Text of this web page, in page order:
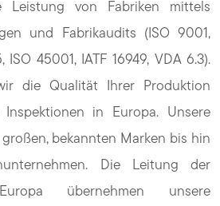
Leistung von Fabriken mittels
und Fabrikaudits (ISO 9001,
ISO 45001, IATF 16949, VDA 6.3).
die Qualität Ihrer Produktion
in Europa. Unsere
bekannten Marken bis hin
Die Leitung der
übernehmen unsere